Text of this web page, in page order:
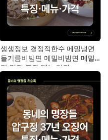
생생정보 결정적한수 메밀냉면
들기름비빔면 메밀비빔면 메밀
면 맛집 특징·메뉴·가격